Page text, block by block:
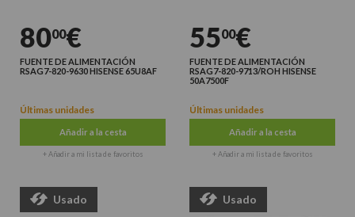
8000€
FUENTE DE ALIMENTACIÓN
RSAG7-820-9630 HISENSE 65U8AF
Últimas unidades
Añadir a la cesta
+ Añadir a mi lista de favoritos
5500€
FUENTE DE ALIMENTACIÓN
RSAG7-820-9713/ROH HISENSE
50A7500F
Últimas unidades
Añadir a la cesta
+ Añadir a mi lista de favoritos
Usado Usado